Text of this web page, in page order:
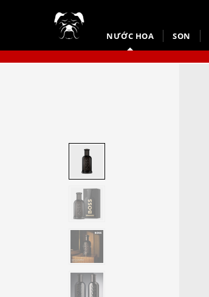
NƯỚC HOA SON